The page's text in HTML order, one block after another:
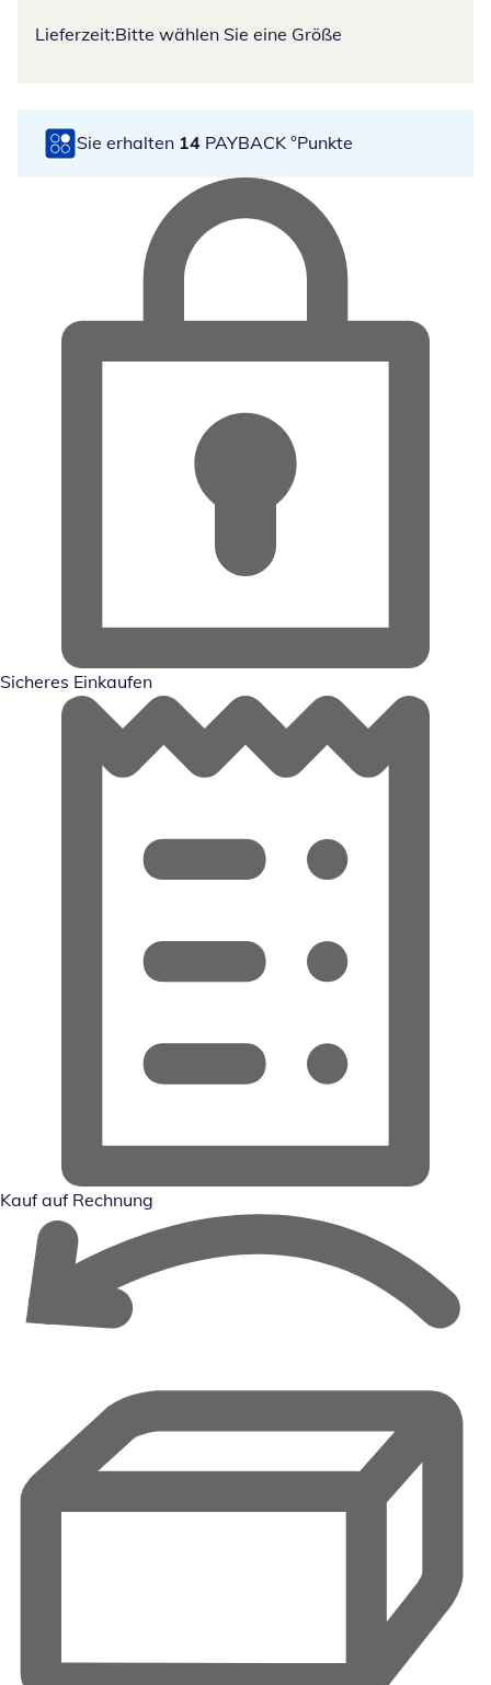
Lieferzeit:Bitte wählen Sie eine Größe
Sie erhalten 14 PAYBACK °Punkte
Sicheres Einkaufen
Kauf auf Rechnung